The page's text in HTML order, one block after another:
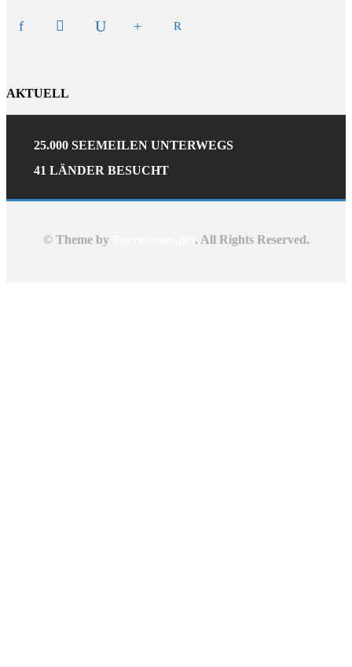
AKTUELL
25.000 SEEMEILEN UNTERWEGS
41 LÄNDER BESUCHT
© Theme by . All Rights Reserved.